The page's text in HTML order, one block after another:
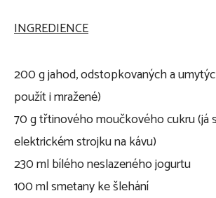
INGREDIENCE
200 g jahod, odstopkovaných a
použít i mražené)
70 g třtinového moučkového cukru (já
elektrickém strojku na kávu)
230 ml bílého neslazeného jogurtu
100 ml smetany ke šlehání